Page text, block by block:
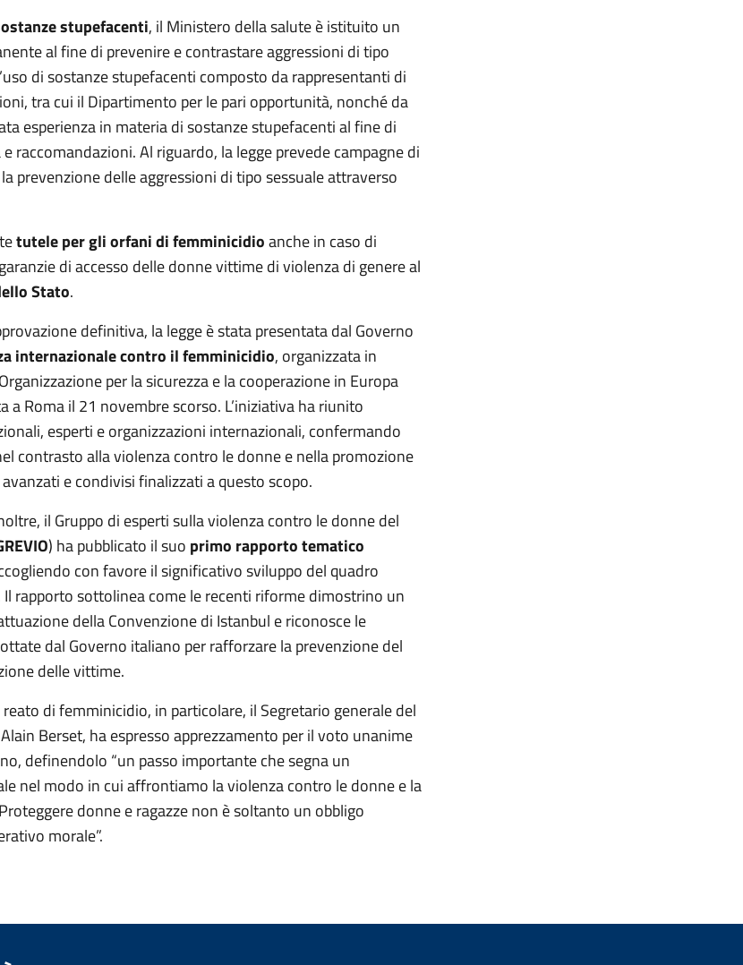
stupefacenti, il Ministero della salute è istituito un
al fine di prevenire e contrastare aggressioni di tipo
di sostanze stupefacenti composto da rappresentanti di
tra cui il Dipartimento per le pari opportunità, nonché da
esperienza in materia di sostanze stupefacenti al fine di
raccomandazioni. Al riguardo, la legge prevede campagne di
prevenzione delle aggressioni di tipo sessuale attraverso
tutele per gli orfani di femminicidioanche in caso di
di accesso delle donne vittime di violenza di genere al
Stato.
definitiva, la legge è stata presentata dal Governo
internazionale contro il femminicidio, organizzata in
per la sicurezza e la cooperazione in Europa
a Roma il 21 novembre scorso. L’iniziativa ha riunito
esperti e organizzazioni internazionali, confermando
contrasto alla violenza contro le donne e nella promozione
e condivisi finalizzati a questo scopo.
il Gruppo di esperti sulla violenza contro le donne del
) ha pubblicato il suo primo rapporto tematico
con favore il significativo sviluppo del quadro
rapporto sottolinea come le recenti riforme dimostrino un
della Convenzione di Istanbul e riconosce le
dal Governo italiano per rafforzare la prevenzione del
delle vittime.
di femminicidio, in particolare, il Segretario generale del
Berset, ha espresso apprezzamento per il voto unanime
definendolo “un passo importante che segna un
nel modo in cui affrontiamo la violenza contro le donne e la
donne e ragazze non è soltanto un obbligo
morale”.